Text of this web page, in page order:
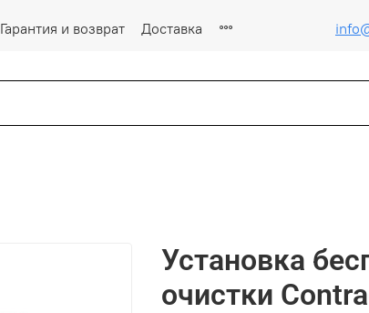
Гарантия и возврат Доставка
Установка
очистки